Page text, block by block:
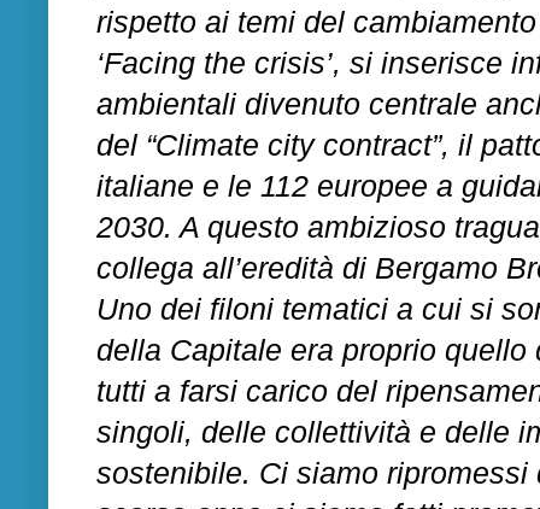
rispetto ai temi del
‘Facing the crisis’, si inserisce
ambientali divenuto centrale
del “Climate city contract”, il
italiane e le 112 europee a
2030. A questo ambizioso
collega all’eredità di Bergamo
Uno dei filoni tematici a cui si
della Capitale era proprio quello
tutti a farsi carico del
singoli, delle collettività e delle
sostenibile. Ci siamo